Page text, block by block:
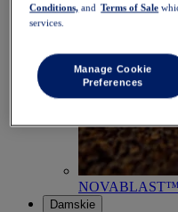
Damskie
Conditions, and Terms of Sale
services.
Manage Cookie
Preferences